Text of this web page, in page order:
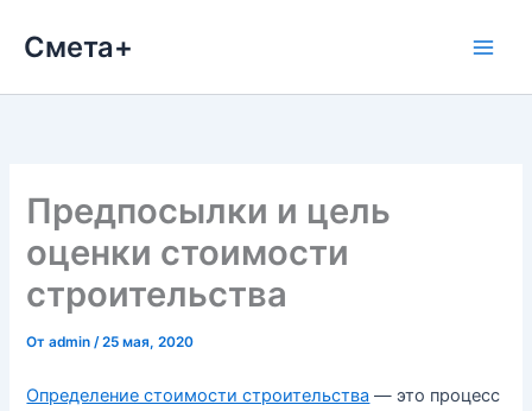
Смета+
Предпосылки и цель
оценки стоимости
строительства
Отadmin/25 мая, 2020
Определение стоимости строительства — это процесс